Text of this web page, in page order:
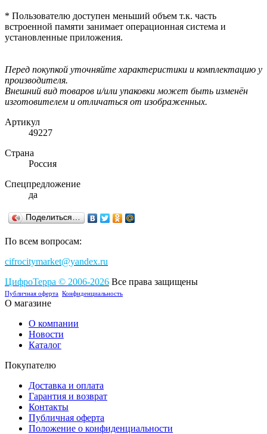
* Пользователю доступен меньший объем т.к. часть
встроенной памяти занимает операционная система и
установленные приложения.
Перед покупкой уточняйте характеристики и комплектацию у
производителя.
Внешний вид товаров и/или упаковки может быть изменён
изготовителем и отличаться от изображенных.
Артикул
49227
Страна
Россия
Спецпредложение
да
Поделиться…
По всем вопросам:
cifrocitymarket@yandex.ru
ЦифроТерра © 2006-2026 Все права защищены
Публичная оферта Конфиденциальность
О магазине
О компании
Новости
Каталог
Покупателю
Доставка и оплата
Гарантия и возврат
Контакты
Публичная оферта
Положение о конфиденциальности